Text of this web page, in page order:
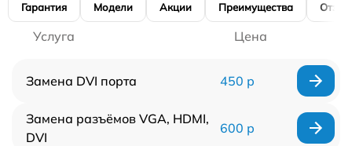
Гарантия Модели Акции Преимущества
Услуга Цена
Замена DVI порта 450 р
Замена разъёмов VGA, HDMI,
DVI
600 р